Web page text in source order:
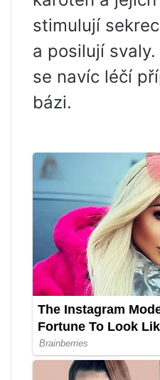
stimulují
a posilují
se navíc léčí
bázi.